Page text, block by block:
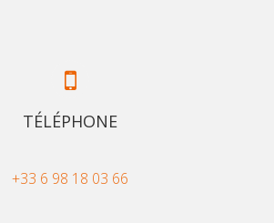
TÉLÉPHONE
+33 6 98 18 03 66